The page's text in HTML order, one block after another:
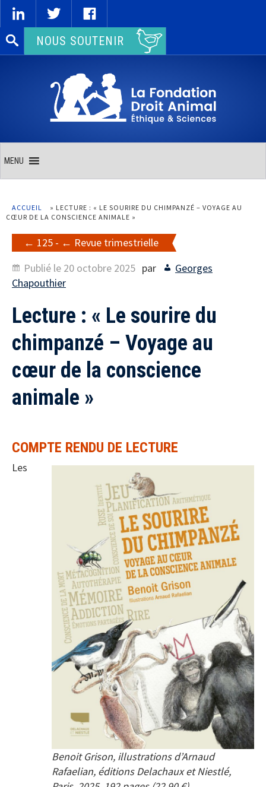
Rechercher :NOUS SOUTENIR
MENU
ACCUEIL » LECTURE : « LE SOURIRE DU CHIMPANZÉ – VOYAGE AU
CŒUR DE LA CONSCIENCE ANIMALE »
125 -
Revue trimestrielle
Publié le 20 octobre 2025 par
Georges
Chapouthier
Lecture : « Le sourire du
chimpanzé – Voyage au
cœur de la conscience
animale »
COMPTE RENDU DE LECTURE
Benoit Grison, illustrations d’Arnaud
Rafaelian, éditions Delachaux et Niestlé,
Les